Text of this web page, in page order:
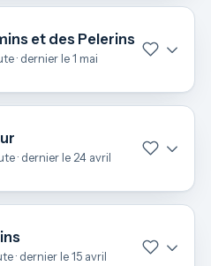
et des Pelerins
· dernier le 1 mai
· dernier le 24 avril
· dernier le 15 avril